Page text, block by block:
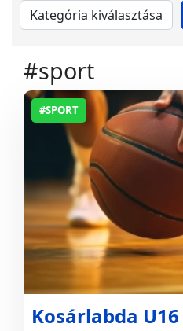
#sport
#SPORT
Kosárlabda